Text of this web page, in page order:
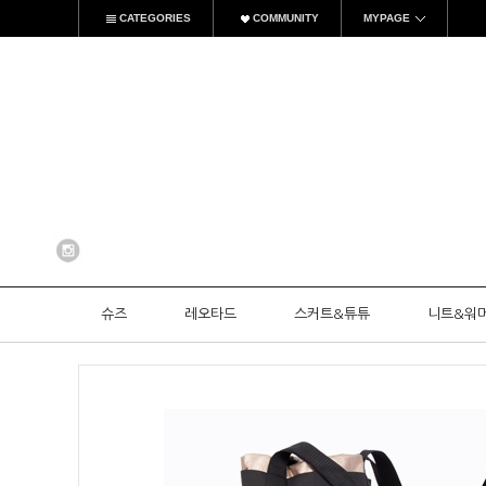
CATEGORIES COMMUNITY MYPAGE
슈즈 레오타드 스커트&튜튜 니트&워